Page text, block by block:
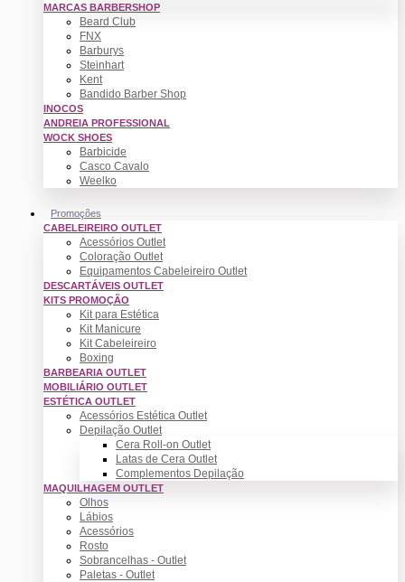
MARCAS BARBERSHOP
Beard Club
FNX
Barburys
Steinhart
Kent
Bandido Barber Shop
INOCOS
ANDREIA PROFESSIONAL
WOCK SHOES
Barbicide
Casco Cavalo
Weelko
Promoções
CABELEIREIRO OUTLET
Acessórios Outlet
Coloração Outlet
Equipamentos Cabeleireiro Outlet
DESCARTÁVEIS OUTLET
KITS PROMOÇÃO
Kit para Estética
Kit Manicure
Kit Cabeleireiro
Boxing
BARBEARIA OUTLET
MOBILIÁRIO OUTLET
ESTÉTICA OUTLET
Acessórios Estética Outlet
Depilação Outlet
Cera Roll-on Outlet
Latas de Cera Outlet
Complementos Depilação
MAQUILHAGEM OUTLET
Olhos
Lábios
Acessórios
Rosto
Sobrancelhas - Outlet
Paletas - Outlet